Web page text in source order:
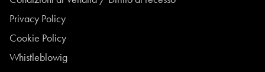
Privacy Policy
Cookie Policy
Whistleblowig